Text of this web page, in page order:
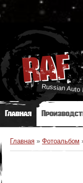
RAF
Russian
Главная
Главная » Фотоальбом